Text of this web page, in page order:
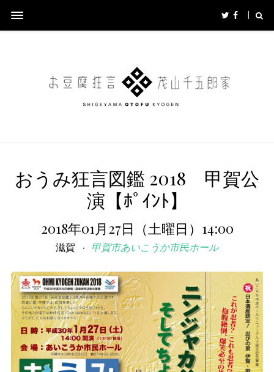
おうみ狂言図鑑 2018 甲賀公
演【ﾎﾟｲﾝﾄ】
2018年01月27日（土曜日）14:00
滋賀 甲賀市あいこうか市民ホール